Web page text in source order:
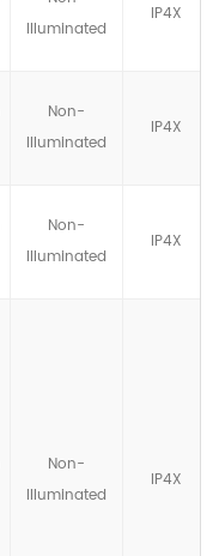
llluminated
IP4X
Non-
llluminated
IP4X
Non-
llluminated
IP4X
Non-
llluminated
IP4X